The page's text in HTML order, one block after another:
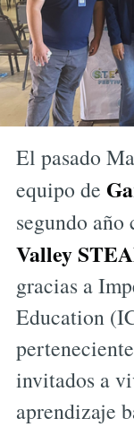
El pasado
equipo de
segundo
Valley
gracias a
Education
invitados a
aprendizaje